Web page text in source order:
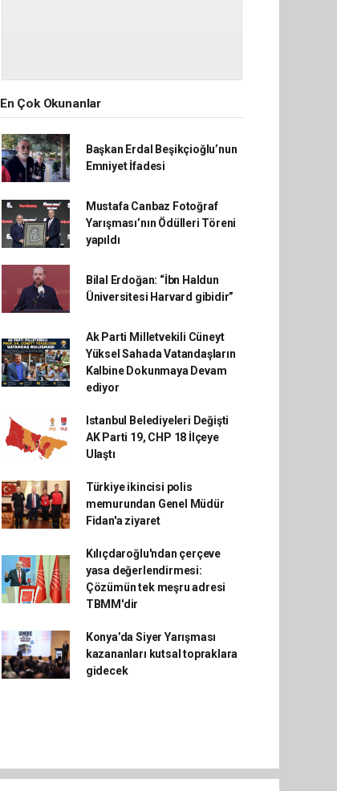
En Çok Okunanlar
Başkan Erdal Beşikçioğlu’nun
Emniyet İfadesi
Mustafa Canbaz Fotoğraf
Yarışması’nın Ödülleri Töreni
yapıldı
Bilal Erdoğan: “İbn Haldun
Üniversitesi Harvard gibidir”
Ak Parti Milletvekili Cüneyt
Yüksel Sahada Vatandaşların
Kalbine Dokunmaya Devam
ediyor
Istanbul Belediyeleri Değişti
AK Parti 19, CHP 18 İlçeye
Ulaştı
Türkiye ikincisi polis
memurundan Genel Müdür
Fidan'a ziyaret
Kılıçdaroğlu'ndan çerçeve
yasa değerlendirmesi:
Çözümün tek meşru adresi
TBMM'dir
Konya’da Siyer Yarışması
kazananları kutsal topraklara
gidecek